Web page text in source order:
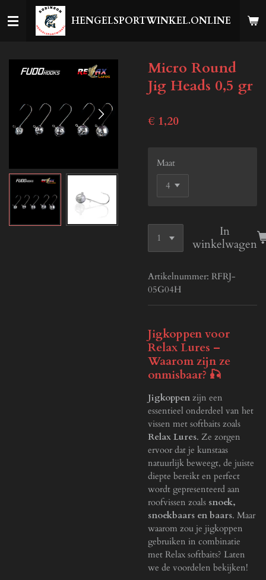
direct
HENGELSPORTWINKEL.ONLINE
Micro Round
Jig Heads 0,5 gr
€ 1,20
Maat
In
winkelwagen
Artikelnummer: RFRJ-
05G04H
Jigkoppen voor
Relax Lures –
Waarom zijn ze
onmisbaar? 🎣
Jigkoppen zijn een
essentieel onderdeel van het
vissen met softbaits zoals
Relax Lures. Ze zorgen
ervoor dat je kunstaas
natuurlijk beweegt, de juiste
diepte bereikt en perfect
wordt gepresenteerd aan
roofvissen zoals snoek,
snoekbaars en baars. Maar
waarom zou je jigkoppen
gebruiken in combinatie
met Relax softbaits? Laten
we de voordelen bekijken!